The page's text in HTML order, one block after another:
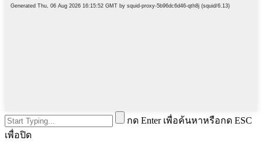
กด Enter เพื่อค้นหาหรือกด ESC
เพื่อปิด